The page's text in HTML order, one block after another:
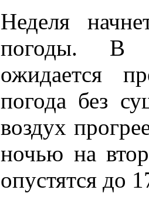
Неделя
погоды. В
ожидается
погода без
воздух
ночью на
опустятся до